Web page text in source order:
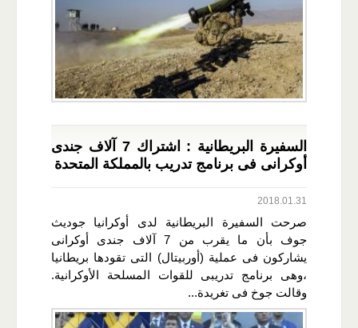
السفيرة البريطانية : اشتراك 7 آلاف جندى
أوكرانى فى برنامج تدريب بالمملكة المتحدة
2018.01.31
صرحت السفيرة البريطانية لدى أوكرانيا جوديث
جوف بأن ما يقرب من 7 آلاف جندى أوكرانى
يشاركون فى عملية (أوربيتال) التى تقودها بريطانيا
،وهى برنامج تدريبى للقوات المسلحة الأوكرانية.
وقالت جوخ فى تغريدة...